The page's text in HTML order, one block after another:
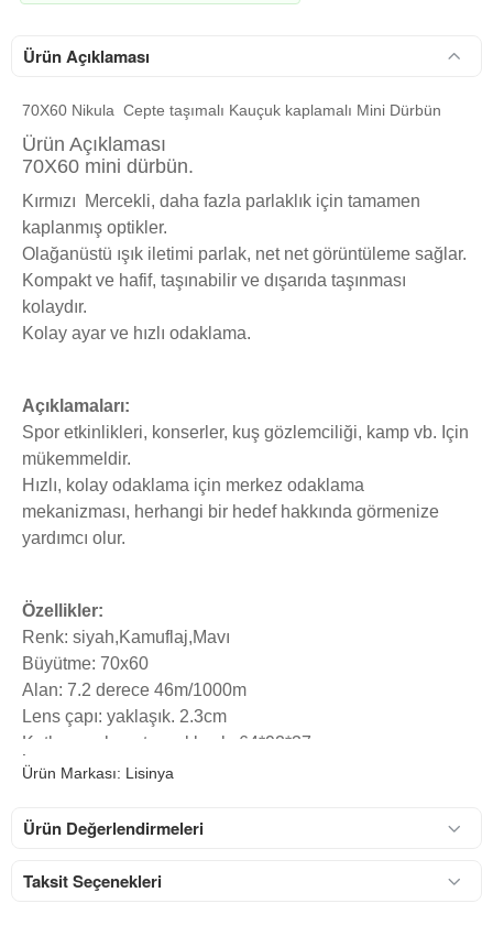
Ürün Açıklaması
70X60 Nikula Cepte taşımalı Kauçuk kaplamalı Mini Dürbün
Ürün Açıklaması
70X60 mini dürbün.
Kırmızı Mercekli, daha fazla parlaklık için tamamen
kaplanmış optikler.
Olağanüstü ışık iletimi parlak, net net görüntüleme sağlar.
Kompakt ve hafif, taşınabilir ve dışarıda taşınması
kolaydır.
Kolay ayar ve hızlı odaklama.
Açıklamaları:
Spor etkinlikleri, konserler, kuş gözlemciliği, kamp vb. Için
mükemmeldir.
Hızlı, kolay odaklama için merkez odaklama
mekanizması, herhangi bir hedef hakkında görmenize
yardımcı olur.
Özellikler:
Renk: siyah,Kamuflaj,Mavı
Büyütme: 70x60
Alan: 7.2 derece 46m/1000m
Lens çapı: yaklaşık. 2.3cm
Katlanmış boyutu: yaklaşık. 64*92*37mm
Katlanmamış boyutu: 104*92*35mm
Çıkış öğrenci mesafesi: 90mm
.
Ürün Markası: Lisinya
Ürün Değerlendirmeleri
Taksit Seçenekleri